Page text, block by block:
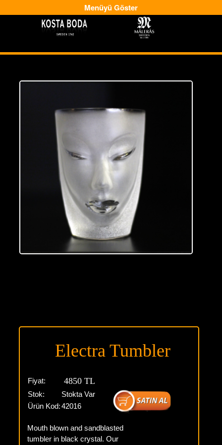
Menüyü Göster
Electra Tumbler
Fiyat: 4850 TL
Stok:
Stokta Var
Ürün Kod:42016
Mouth blown and sandblasted
tumbler in black crystal. Our